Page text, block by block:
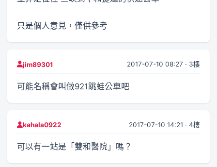
只是個人意見，僅供參考
jim89301 2017-07-10 08:27 · 3樓
可能名稱會叫做921跳蛙公車吧
kahala0922 2017-07-10 14:21 · 4樓
可以有一站是「雙和醫院」嗎？